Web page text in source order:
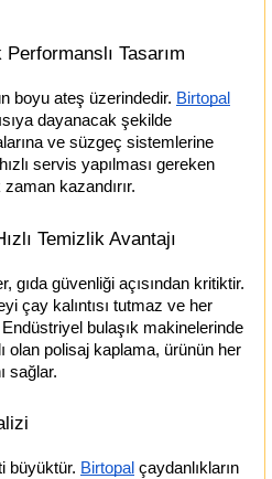
Tasarım
boyu ateş üzerindedir. Birtopal
dayanacak şekilde
ve süzgeç sistemlerine
servis yapılması gereken
zaman kazandırır.
Temizlik Avantajı
gıda güvenliği açısından kritiktir.
çay kalıntısı tutmaz ve her
bulaşık makinelerinde
olan polisaj kaplama, ürünün her
sağlar.
büyüktür. Birtopal çaydanlıkların